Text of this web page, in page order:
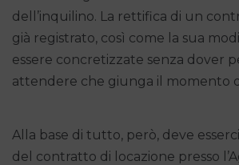
dell’inquilino. La rettifica di un
già registrato, così come la sua
essere concretizzate senza dover
attendere che giunga il momento
Alla base di tutto, però, deve
del contratto di locazione presso